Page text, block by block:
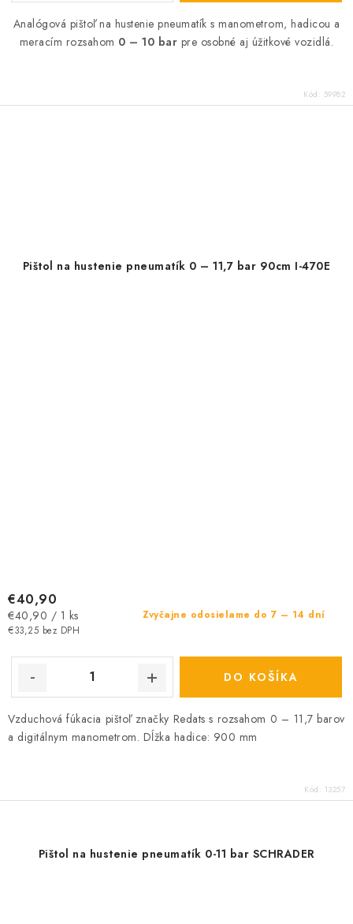
Analógová pištoľ na hustenie pneumatík s manometrom, hadicou a
meracím rozsahom 0 – 10 bar pre osobné aj úžitkové vozidlá.
Kód: 59982
Pištol na hustenie pneumatík 0 – 11,7 bar 90cm I-470E
Zvyčajne odosielame do 7 – 14 dní
€33,25 bez DPH
€40,90
Jednotková
cena:
€40,90 / 1 ks
DO KOŠÍKA
Vzduchová fúkacia pištoľ značky Redats s rozsahom 0 – 11,7 barov
a digitálnym manometrom. Dĺžka hadice: 900 mm
Kód: 13257
Pištol na hustenie pneumatík 0-11 bar SCHRADER